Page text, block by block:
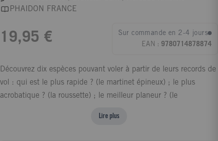
PHAIDON FRANCE
19,95 €
Sur commande en 2-4 jours
EAN : 9780714878874
Découvrez dix espèces pouvant voler à partir de leurs records de
vol : qui est le plus rapide ? (le martinet épineux) ; le plus
acrobatique ? (la roussette) ; le meilleur planeur ? (le
mouche)... Chaque oiseau est présenté par une illustration à la
Lire plus